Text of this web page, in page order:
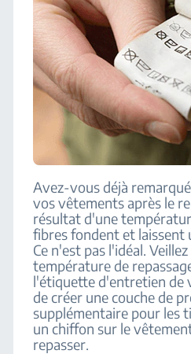
Avez-vous déjà
vos vêtements après le
résultat d'une
fibres fondent et laissent
Ce n'est pas l'idéal.
température de
l'étiquette d'entretien de
de créer une couche de
supplémentaire pour les
un chiffon sur le
repasser.